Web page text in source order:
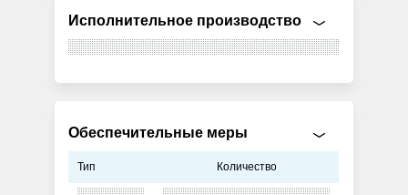
Исполнительное производство
Обеспечительные меры
Тип Количество